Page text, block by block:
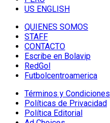
US ENGLISH
QUIENES SOMOS
STAFF
CONTACTO
Escribe en Bolavip
RedGol
Futbolcentroamerica
Términos y Condiciones
Políticas de Privacidad
Política Editorial